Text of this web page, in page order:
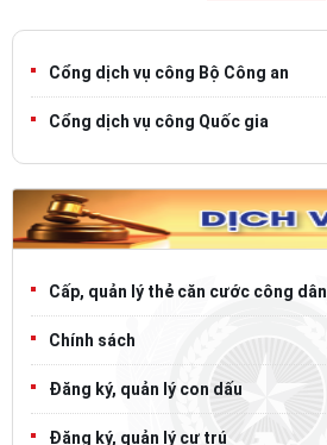
Cổng dịch vụ công Bộ Công an
Cổng dịch vụ công Quốc gia
Cấp, quản lý thẻ căn cước công dân
Chính sách
Đăng ký, quản lý con dấu
Đăng ký, quản lý cư trú